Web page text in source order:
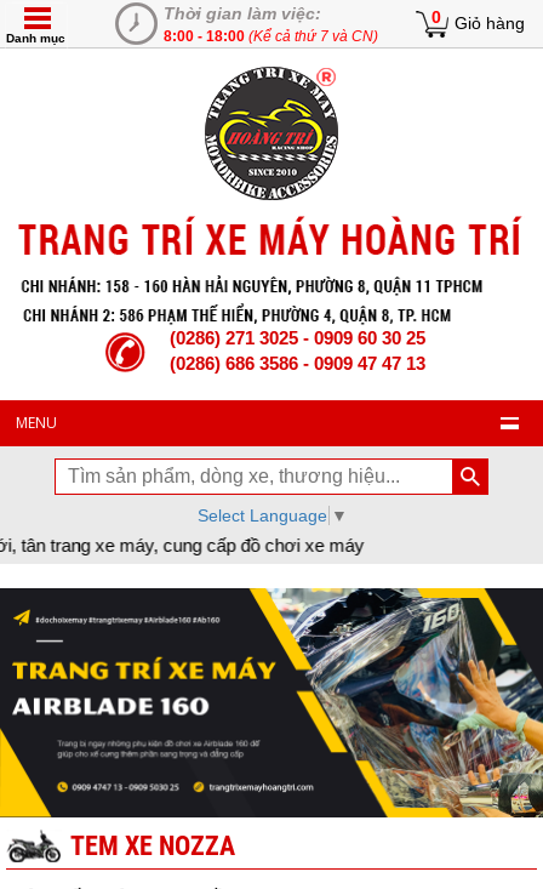
Thời gian làm việc:
8:00 - 18:00 (Kể cả thứ 7 và CN)
0 Giỏ hàng
Danh mục
(0286) 271 3025 - 0909 60 30 25
(0286) 686 3586 - 0909 47 47 13
MENU
Select Language ▼
xe máy, cung cấp đồ chơi xe máy
TEM XE NOZZA